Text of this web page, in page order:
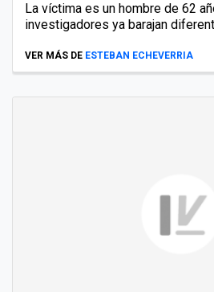
La víctima es un hombre de 62
investigadores ya barajan
VER MÁS DE ESTEBAN ECHEVERRIA